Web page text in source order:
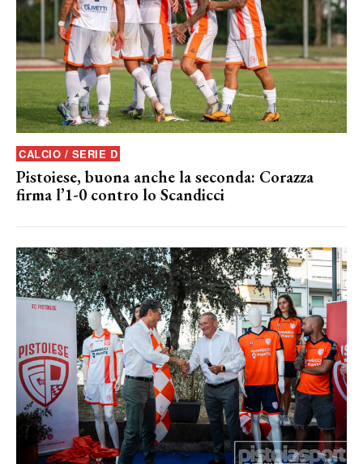
CALCIO / SERIE D
Pistoiese, buona anche la seconda: Corazza
firma l’1-0 contro lo Scandicci